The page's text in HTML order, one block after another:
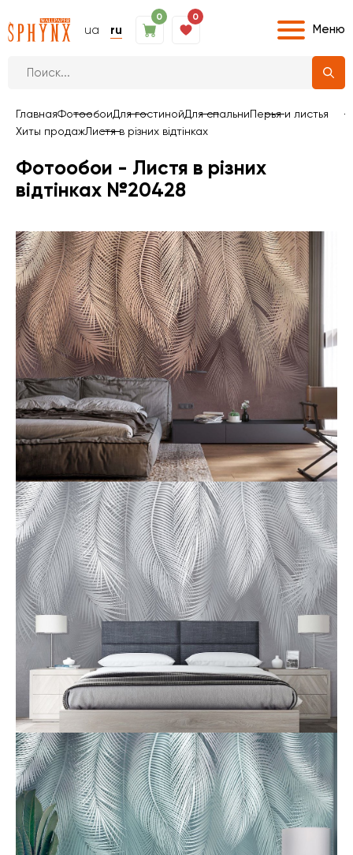
ua ru
0 0
Меню
ГлавнаяФотообоиДля гостинойДля спальниПерья и листья
Хиты продажЛистя в різних відтінках
Фотообои - Листя в різних
відтінках №20428